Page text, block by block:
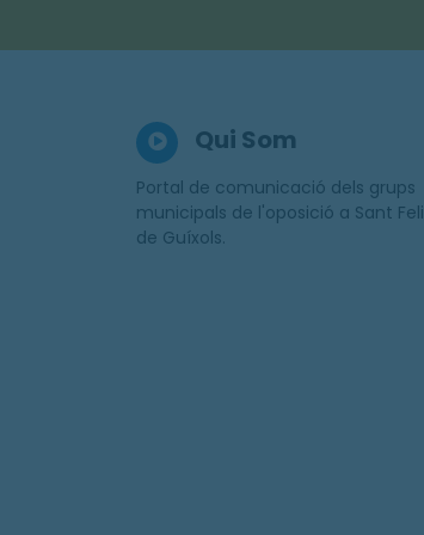
Qui Som
Portal de comunicació dels grups
municipals de l'oposició a Sant
de Guíxols.